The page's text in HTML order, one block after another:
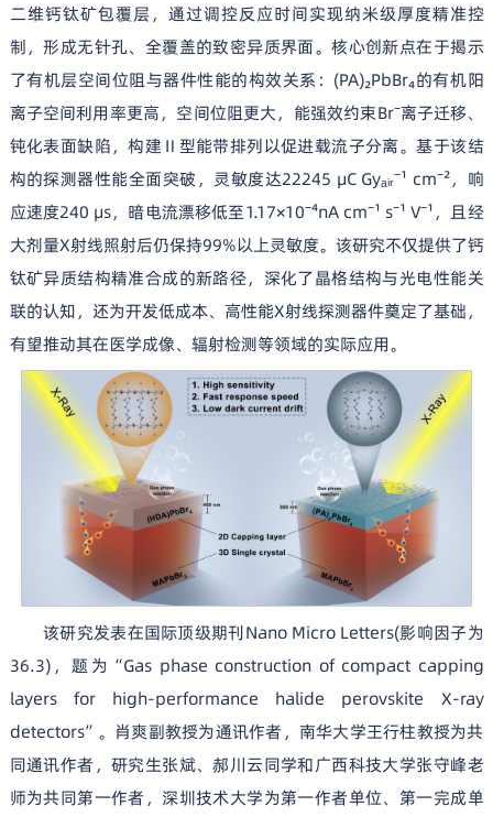
二维钙钛矿包覆层，通过调控反应时间实现纳米级厚度精准控
制，形成无针孔、全覆盖的致密异质界面。核心创新点在于揭示
了有机层空间位阻与器件性能的构效关系：(PA)₂PbBr₄的有机阳
离子空间利用率更高，空间位阻更大，能强效约束Br⁻离子迁移、
钝化表面缺陷，构建Ⅱ型能带排列以促进载流子分离。基于该结
构的探测器性能全面突破，灵敏度达22245 μC Gyₐᵢᵣ⁻¹ cm⁻²，响
应速度240 μs，暗电流漂移低至1.17×10⁻⁴nA cm⁻¹ s⁻¹ V⁻¹，且经
大剂量X射线照射后仍保持99%以上灵敏度。该研究不仅提供了钙
钛矿异质结构精准合成的新路径，深化了晶格结构与光电性能关
联的认知，还为开发低成本、高性能X射线探测器件奠定了基础，
有望推动其在医学成像、辐射检测等领域的实际应用。
该研究发表在国际顶级期刊Nano Micro Letters(影响因子为
36.3)，题为“Gas phase construction of compact capping
layers for high-performance halide perovskite X-ray
detectors”。肖爽副教授为通讯作者，南华大学王行柱教授为共
同通讯作者，研究生张斌、郝川云同学和广西科技大学张守峰老
师为共同第一作者，深圳技术大学为第一作者单位、第一完成单